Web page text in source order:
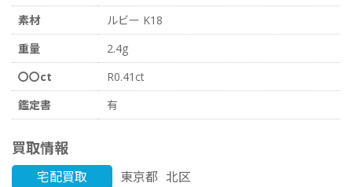
素材
ルビー K18
重量
2.4g
〇〇ct
R0.41ct
鑑定書
有
買取情報
宅配買取 東京都 北区